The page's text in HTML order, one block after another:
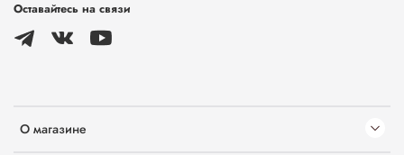
О магазине
Оставайтесь на связи